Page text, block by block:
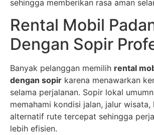
sehingga memberikan rasa aman
Rental Mobil
Dengan Sopir
Banyak pelanggan memilih rental
dengan sopir karena menawarkan
selama perjalanan. Sopir lokal
memahami kondisi jalan, jalur wisata,
alternatif rute tercepat sehingga
lebih efisien.